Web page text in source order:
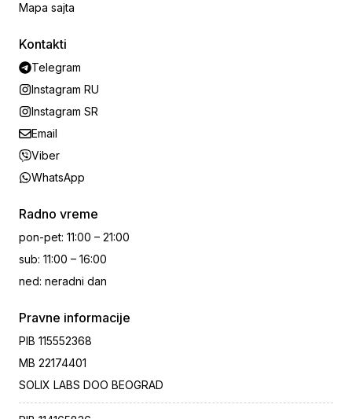
Mapa sajta
Kontakti
Telegram
Instagram RU
Instagram SR
Email
Viber
WhatsApp
Radno vreme
pon-pet: 11:00 – 21:00
sub: 11:00 – 16:00
ned: neradni dan
Pravne informacije
PIB 115552368
MB 22174401
SOLIX LABS DOO BEOGRAD